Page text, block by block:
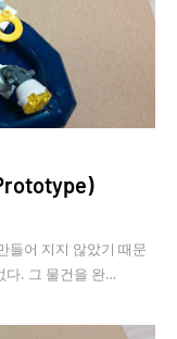
들어 지지 않았기 때문
다. 그 물건을 완…